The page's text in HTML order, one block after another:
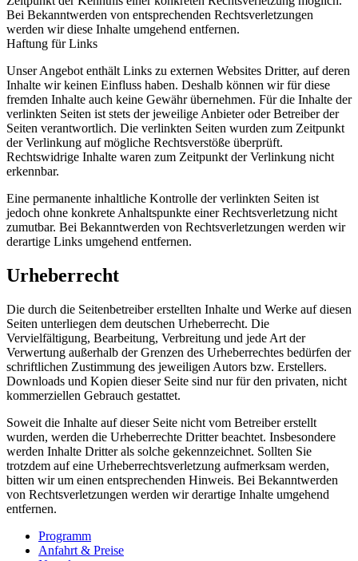
Bei Bekanntwerden von entsprechenden Rechtsverletzungen
werden wir diese Inhalte umgehend entfernen.
Haftung für Links
Unser Angebot enthält Links zu externen Websites Dritter, auf deren
Inhalte wir keinen Einfluss haben. Deshalb können wir für diese
fremden Inhalte auch keine Gewähr übernehmen. Für die Inhalte der
verlinkten Seiten ist stets der jeweilige Anbieter oder Betreiber der
Seiten verantwortlich. Die verlinkten Seiten wurden zum Zeitpunkt
der Verlinkung auf mögliche Rechtsverstöße überprüft.
Rechtswidrige Inhalte waren zum Zeitpunkt der Verlinkung nicht
erkennbar.
Eine permanente inhaltliche Kontrolle der verlinkten Seiten ist
jedoch ohne konkrete Anhaltspunkte einer Rechtsverletzung nicht
zumutbar. Bei Bekanntwerden von Rechtsverletzungen werden wir
derartige Links umgehend entfernen.
Urheberrecht
Die durch die Seitenbetreiber erstellten Inhalte und Werke auf diesen
Seiten unterliegen dem deutschen Urheberrecht. Die
Vervielfältigung, Bearbeitung, Verbreitung und jede Art der
Verwertung außerhalb der Grenzen des Urheberrechtes bedürfen der
schriftlichen Zustimmung des jeweiligen Autors bzw. Erstellers.
Downloads und Kopien dieser Seite sind nur für den privaten, nicht
kommerziellen Gebrauch gestattet.
Soweit die Inhalte auf dieser Seite nicht vom Betreiber erstellt
wurden, werden die Urheberrechte Dritter beachtet. Insbesondere
werden Inhalte Dritter als solche gekennzeichnet. Sollten Sie
trotzdem auf eine Urheberrechtsverletzung aufmerksam werden,
bitten wir um einen entsprechenden Hinweis. Bei Bekanntwerden
von Rechtsverletzungen werden wir derartige Inhalte umgehend
entfernen.
Programm
Anfahrt & Preise